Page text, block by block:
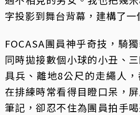
字投影到舞台背幕，建構了一
FOCASA團員神乎奇技，騎
同時拋接數個小球的小丑、
具兵、離地8公尺的走繩人
在排練時常看得目瞪口呆，
筆記，卻忍不住為團員拍手